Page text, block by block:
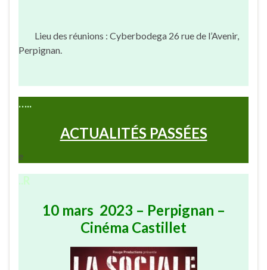
Lieu des réunions : Cyberbodega 26 rue de l’Avenir,
Perpignan.
…..
ACTUALITÉS PASSÉES
e
..R
10 mars 2023 – Perpignan –
Cinéma Castillet